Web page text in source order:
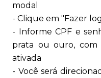
modal
- Clique em "Fazer
- Informe CPF e
prata ou ouro, com
ativada
- Você será